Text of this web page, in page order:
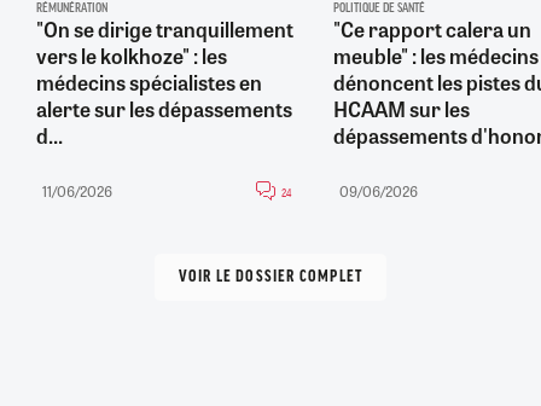
RÉMUNÉRATION
"On se dirige tranquillement
vers le kolkhoze" : les
médecins spécialistes en
alerte sur les dépassements
d...
11/06/2026 24
POLITIQUE DE SANTÉ
"Ce rapport calera un
meuble" : les médecins
dénoncent les pistes
HCAAM sur les
dépassements
09/06/2026
VOIR LE DOSSIER COMPLET